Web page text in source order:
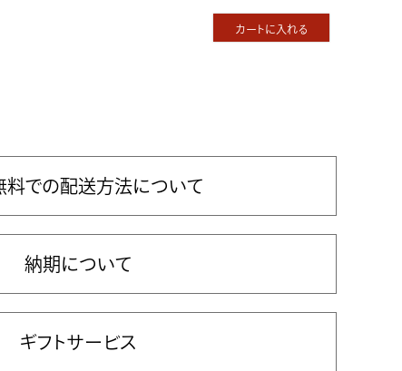
カートに入れる
料での配送方法について
納期について
ギフトサービス